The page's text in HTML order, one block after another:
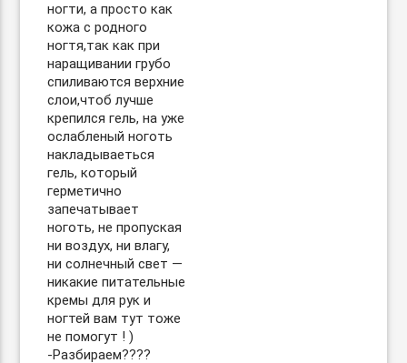
ногти, а просто как
кожа с родного
ногтя,так как при
наращивании грубо
спиливаются верхние
слои,чтоб лучше
крепился гель, на уже
ослабленый ноготь
накладываеться
гель, который
герметично
запечатывает
ноготь, не пропуская
ни воздух, ни влагу,
ни солнечный свет —
никакие питательные
кремы для рук и
ногтей вам тут тоже
не помогут ! )
-Разбираем??‍??